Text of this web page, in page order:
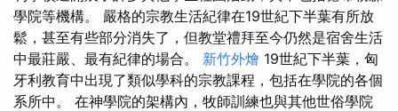
學院等機構。 嚴格的宗教生活紀律在19世紀下半葉有所放
鬆，甚至有些部分消失了，但教堂禮拜至今仍然是宿舍生活
中最莊嚴、最有紀律的場合。 新竹外燴 19世紀下半葉，匈
牙利教育中出現了類似學科的宗教課程，包括在學院的各個
系所中。 在神學院的架構內，牧師訓練也與其他世俗學院